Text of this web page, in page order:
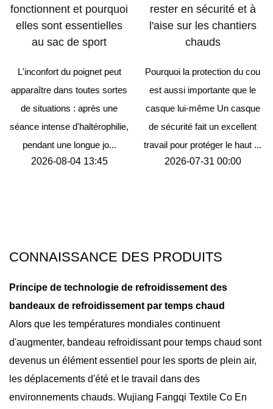
peut
rester en sécurité et à
l'aise sur les chantiers
chauds
Pourquoi la protection du cou
est aussi importante que le
casque lui-même Un casque
de sécurité fait un excellent
travail pour protéger le haut ...
2026-07-31 00:00
rester au frais, à
sans transpiration
travail
Pourquoi un bon
sécurité fait toute la
sur le chantier
porté un casque de
pendant une
complète...
CONNAISSANCE DES PRODUITS
Principe de technologie de refroidissement des
bandeaux de refroidissement par temps chaud
Alors que les températures mondiales continuent
d'augmenter, bandeau refroidissant pour temps chaud sont
devenus un élément essentiel pour les sports de plein air,
les déplacements d'été et le travail dans des
environnements chauds. Wujiang Fangqi Textile Co En